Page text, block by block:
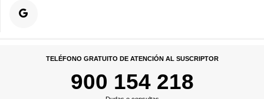
TELÉFONO GRATUITO DE ATENCIÓN AL SUSCRIPTOR
900 154 218